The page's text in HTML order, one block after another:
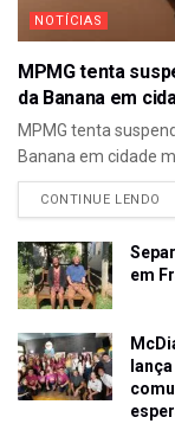
NOTÍCIAS
MPMG tenta
da Banana em
MPMG tenta
Banana em cidade
CONTINUE LENDO
em